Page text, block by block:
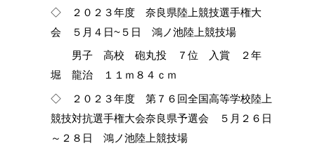
◇ ２０２３年度 奈良県陸上競技選手権大
会 ５月４日~５日 鴻ノ池陸上競技場
男子 高校 砲丸投 ７位 入賞 ２年
堀 龍治 １１ｍ８４ｃｍ
◇ ２０２３年度 第７６回全国高等学校陸上
競技対抗選手権大会奈良県予選会 ５月２６日
～２８日 鴻ノ池陸上競技場